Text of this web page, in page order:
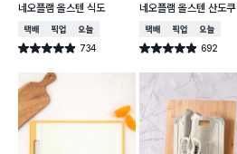
네오플램 올스텐 식도
택배배송매장픽업오늘배송
별점 4.9점 734
건 작성
네오플램 올스텐 산도쿠
택배배송매장픽업오늘배송
별점 4.9점 692
건 작성